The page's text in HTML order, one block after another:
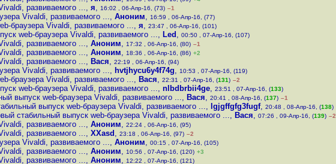
развиваемого ..., я, 16:02 , 06-Апр-16, (73) –1
Vivaldi, развиваемого ..., Аноним, 16:59 , 06-Апр-16, (77)
браузера Vivaldi, развиваемого ..., я, 23:47 , 06-Апр-16, (101)
web-браузера Vivaldi, развиваемого ..., Led , 00:50 , 07-Апр-16, (107)
развиваемого ..., Аноним, 17:32 , 06-Апр-16, (80) –1
развиваемого ..., Аноним, 18:36 , 06-Апр-16, (86) +2
развиваемого ..., Вася, 22:19 , 06-Апр-16, (94)
Vivaldi, развиваемого ..., hvtjhycu6y4f74g, 10:53 , 07-Апр-16, (119)
браузера Vivaldi, развиваемого ..., Вася, 22:31 , 07-Апр-16, (131) –2
web-браузера Vivaldi, развиваемого ..., nlbdbrbii4ge, 23:51 , 07-Апр-16, (133)
выпуск web-браузера Vivaldi, развиваемого ..., Вася, 20:41 , 08-Апр-16, (137) –1
выпуск web-браузера Vivaldi, развиваемого ..., lgjgffgfg3fugf, 20:48 , 08-Апр-16, (138)
стабильный выпуск web-браузера Vivaldi, развиваемого ..., Вася, 07:26 , 09-Апр-16, (139) –2
развиваемого ..., Аноним, 22:24 , 06-Апр-16, (95)
развиваемого ..., XXasd , 23:18 , 06-Апр-16, (97) –2
Vivaldi, развиваемого ..., Аноним, 00:15 , 07-Апр-16, (105)
развиваемого ..., Аноним, 10:56 , 07-Апр-16, (120) +3
развиваемого ..., Аноним, 12:22 , 07-Апр-16, (121)